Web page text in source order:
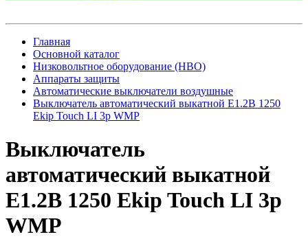
Главная
Основной каталог
Низковольтное оборудование (НВО)
Аппараты защиты
Автоматические выключатели воздушные
Выключатель автоматический выкатной E1.2B 1250
Ekip Touch LI 3p WMP
Выключатель
автоматический выкатной
E1.2B 1250 Ekip Touch LI 3p
WMP